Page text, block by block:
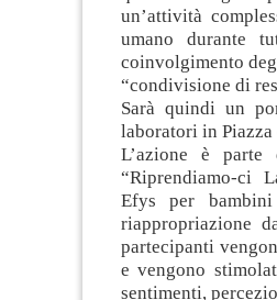
un’attività
umano durante
coinvolgimento
“condivisione di
Sarà quindi un
laboratori in
L’azione è parte
“Riprendiamo-ci
Efys per
riappropriazione
partecipanti
e vengono
sentimenti,